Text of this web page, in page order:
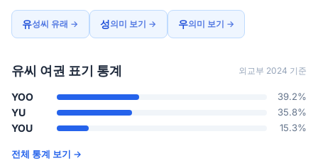
유성씨 유래 → 성의미 보기 → 우의미 보기 →
유씨 여권 표기 통계 외교부 2024 기준
YOO 39.2%
YU 35.8%
YOU 15.3%
전체 통계 보기 →